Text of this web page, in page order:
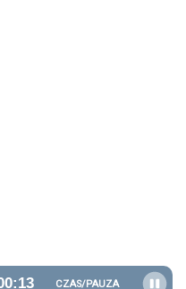
00:14 CZAS/PAUZA